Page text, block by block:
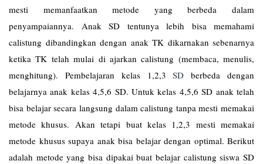
mesti memanfaatkan metode yang berbeda dalam
penyampaiannya. Anak SD tentunya lebih bisa memahami
calistung dibandingkan dengan anak TK dikarnakan sebenarnya
ketika TK telah mulai di ajarkan calistung (membaca, menulis,
menghitung). Pembelajaran kelas 1,2,3SD berbeda dengan
belajarnya anak kelas 4,5,6 SD. Untuk kelas 4,5,6 SD anak telah
bisa belajar secara langsung dalam calistung tanpa mesti memakai
metode khusus. Akan tetapi buat kelas 1,2,3 mesti memakai
metode khusus supaya anak bisa belajar dengan optimal. Berikut
adalah metode yang bisa dipakai buat belajar calistung siswa SD